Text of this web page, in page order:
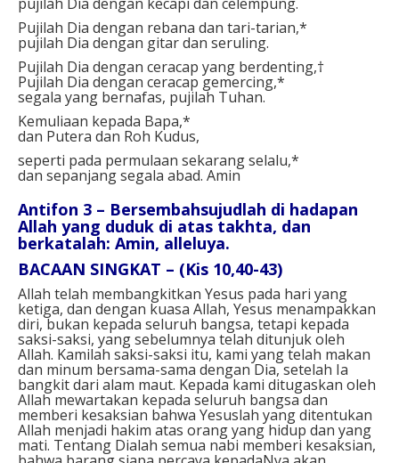
Pujilah Dia dengan rebana dan tari-tarian,*
pujilah Dia dengan gitar dan seruling.
Pujilah Dia dengan ceracap yang berdenting,†
Pujilah Dia dengan ceracap gemercing,*
segala yang bernafas, pujilah Tuhan.
Kemuliaan kepada Bapa,*
dan Putera dan Roh Kudus,
seperti pada permulaan sekarang selalu,*
dan sepanjang segala abad. Amin
Antifon 3 – Bersembahsujudlah di hadapan
Allah yang duduk di atas takhta, dan
berkatalah: Amin, alleluya.
BACAAN SINGKAT – (Kis 10,40-43)
Allah telah membangkitkan Yesus pada hari yang
ketiga, dan dengan kuasa Allah, Yesus menampakkan
diri, bukan kepada seluruh bangsa, tetapi kepada
saksi-saksi, yang sebelumnya telah ditunjuk oleh
Allah. Kamilah saksi-saksi itu, kami yang telah makan
dan minum bersama-sama dengan Dia, setelah Ia
bangkit dari alam maut. Kepada kami ditugaskan oleh
Allah mewartakan kepada seluruh bangsa dan
memberi kesaksian bahwa Yesuslah yang ditentukan
Allah menjadi hakim atas orang yang hidup dan yang
mati. Tentang Dialah semua nabi memberi kesaksian,